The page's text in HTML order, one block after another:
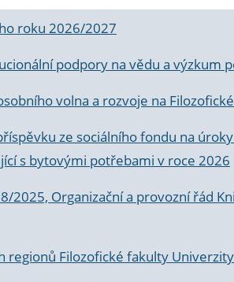
roku 2026/2027
podpory na vědu a výzkum
volna a rozvoje na
ze sociálního fondu na
s bytovými potřebami v roce 2026
2025, Organizační a provozní řád
regionů Filozofické fakulty